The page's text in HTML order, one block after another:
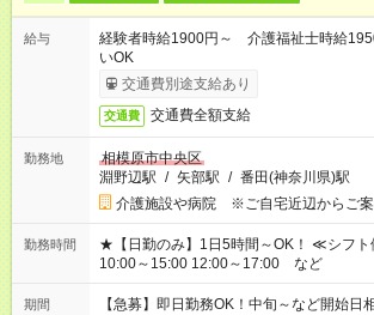
給与
経験者時給1900円～ 介護福祉士時給
いOK
交通費別途支給あり
交通費 交通費全額支給
勤務地
相模原市中央区
淵野辺駅 / 矢部駅 / 番田(神奈川県)駅
介護施設や病院 ※ご自宅近辺からご案
勤務時間
★【日勤のみ】1日5時間～OK！ ≪シフト例≫ 9:00～14:00
10:00～15:00 12:00～17:00 など
期間 【急募】即日勤務OK！中旬～など開始